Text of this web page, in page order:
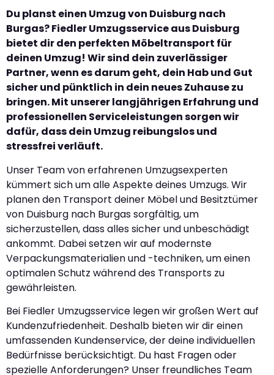
Du planst einen Umzug von Duisburg nach
Burgas? Fiedler Umzugsservice aus Duisburg
bietet dir den perfekten Möbeltransport für
deinen Umzug! Wir sind dein zuverlässiger
Partner, wenn es darum geht, dein Hab und Gut
sicher und pünktlich in dein neues Zuhause zu
bringen. Mit unserer langjährigen Erfahrung und
professionellen Serviceleistungen sorgen wir
dafür, dass dein Umzug reibungslos und
stressfrei verläuft.
Unser Team von erfahrenen Umzugsexperten
kümmert sich um alle Aspekte deines Umzugs. Wir
planen den Transport deiner Möbel und Besitztümer
von Duisburg nach Burgas sorgfältig, um
sicherzustellen, dass alles sicher und unbeschädigt
ankommt. Dabei setzen wir auf modernste
Verpackungsmaterialien und -techniken, um einen
optimalen Schutz während des Transports zu
gewährleisten.
Bei Fiedler Umzugsservice legen wir großen Wert auf
Kundenzufriedenheit. Deshalb bieten wir dir einen
umfassenden Kundenservice, der deine individuellen
Bedürfnisse berücksichtigt. Du hast Fragen oder
spezielle Anforderungen? Unser freundliches Team